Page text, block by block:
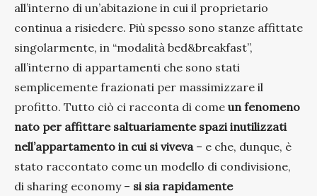
all’interno di un’abitazione in cui il proprietario
continua a risiedere. Più spesso sono stanze affittate
singolarmente, in “modalità bed&breakfast”,
all’interno di appartamenti che sono stati
semplicemente frazionati per massimizzare il
profitto. Tutto ciò ci racconta di come un fenomeno
nato per affittare saltuariamente spazi inutilizzati
nell’appartamento in cui si viveva– e che, dunque, è
stato raccontato come un modello di condivisione,
di sharing economy – si sia rapidamente